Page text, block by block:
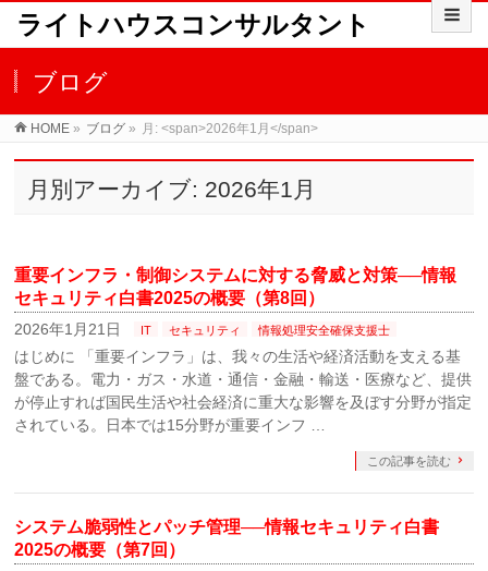
ライトハウスコンサルタント
ブログ
HOME » ブログ » 月: <span>2026年1月</span>
月別アーカイブ: 2026年1月
重要インフラ・制御システムに対する脅威と対策──情報
セキュリティ白書2025の概要（第8回）
2026年1月21日 IT セキュリティ 情報処理安全確保支援士
はじめに 「重要インフラ」は、我々の生活や経済活動を支える基
盤である。電力・ガス・水道・通信・金融・輸送・医療など、提供
が停止すれば国民生活や社会経済に重大な影響を及ぼす分野が指定
されている。日本では15分野が重要インフ …
この記事を読む
システム脆弱性とパッチ管理──情報セキュリティ白書
2025の概要（第7回）